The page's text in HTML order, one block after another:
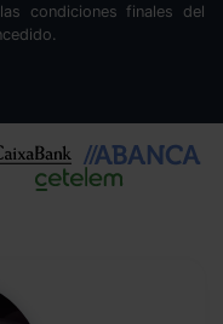
condiciones finales del